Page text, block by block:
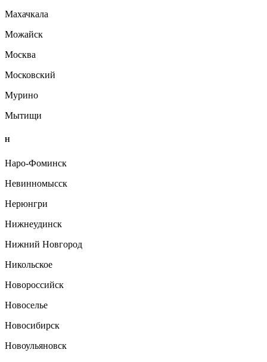
Махачкала
Можайск
Москва
Московский
Мурино
Мытищи
Н
Наро-Фоминск
Невинномысск
Нерюнгри
Нижнеудинск
Нижний Новгород
Никольское
Новороссийск
Новоселье
Новосибирск
Новоульяновск